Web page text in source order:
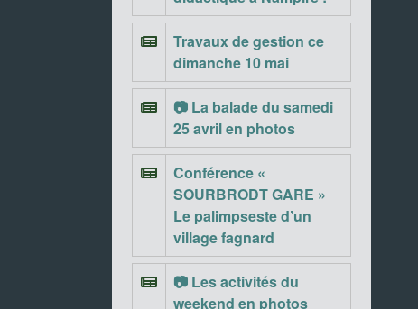
Travaux de gestion ce
dimanche 10 mai
📷 La balade du samedi
25 avril en photos
Conférence «
SOURBRODT GARE »
Le palimpseste d’un
village fagnard
📷 Les activités du
weekend en photos